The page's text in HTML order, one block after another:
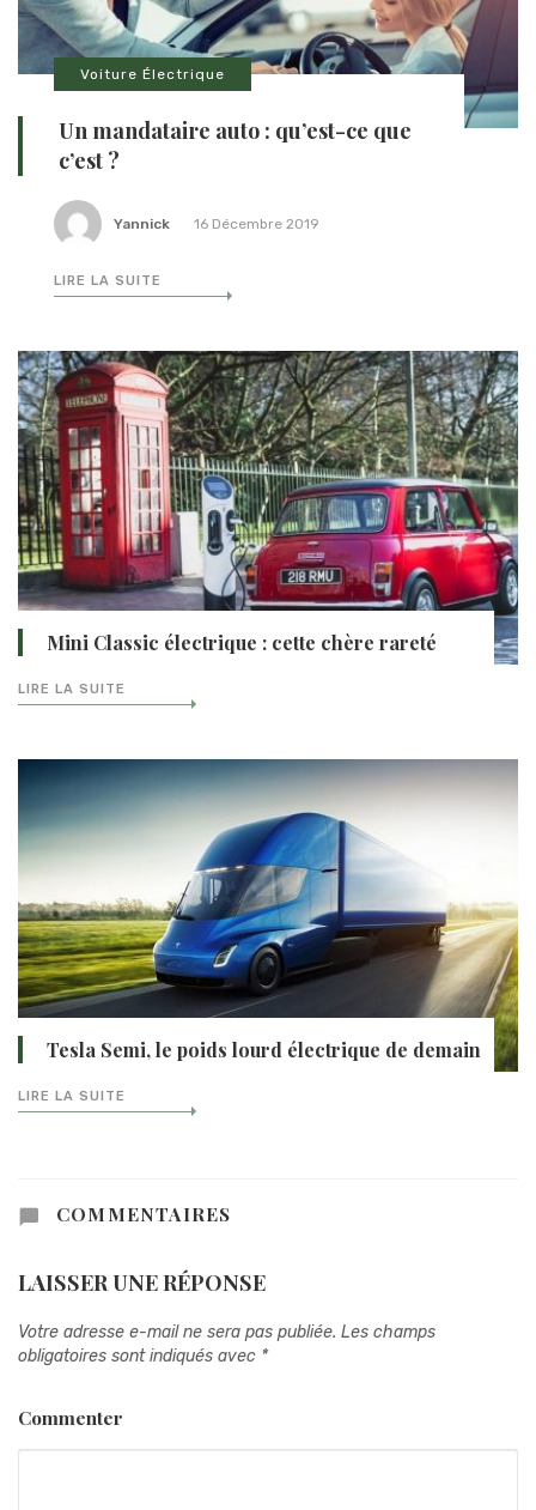
Voiture Électrique
Un mandataire auto : qu’est-ce que
c’est ?
Yannick 16 Décembre 2019
LIRE LA SUITE
Mini Classic électrique : cette chère rareté
LIRE LA SUITE
Tesla Semi, le poids lourd électrique de demain
LIRE LA SUITE
COMMENTAIRES
LAISSER UNE RÉPONSE
Votre adresse e-mail ne sera pas publiée. Les champs
obligatoires sont indiqués avec *
Commenter